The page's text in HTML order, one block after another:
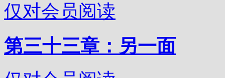
仅对会员阅读
第三十三章：另一面